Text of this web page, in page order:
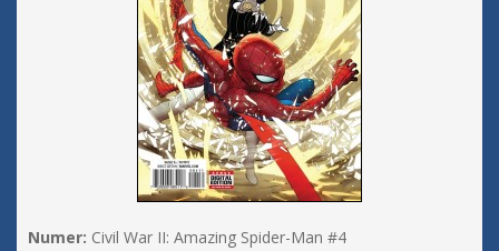
Numer: Civil War II: Amazing Spider-Man #4